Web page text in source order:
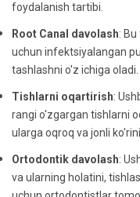
foydalanish tartibi.
Root Canal davolash:
uchun infektsiyalangan
tashlashni o'z ichiga oladi.
Tishlarni oqartirish:
rangi o'zgargan tishlarni
ularga oqroq va jonli
Ortodontik davolash:
va ularning holatini,